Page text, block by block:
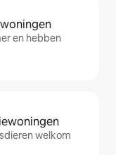
en hebben
welkom